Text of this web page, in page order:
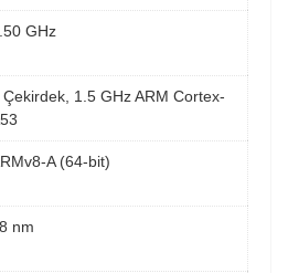
GHz
Çekirdek, 1.5 GHz ARM Cortex-
A (64-bit)
nm